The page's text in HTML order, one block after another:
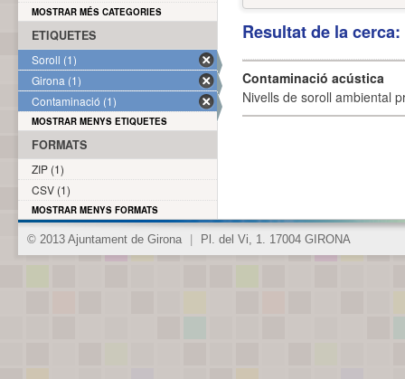
Resultat de la
Contaminació acústica
Nivells de soroll ambiental
MOSTRAR MÉS CATEGORIES
ETIQUETES
Soroll (1)
Girona (1)
Contaminació (1)
MOSTRAR MENYS ETIQUETES
FORMATS
ZIP (1)
CSV (1)
MOSTRAR MENYS FORMATS
© 2013 Ajuntament de Girona Pl. del Vi, 1. 17004 GIRONA